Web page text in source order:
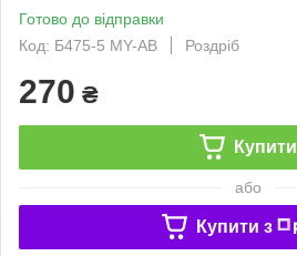
Готово до відправки
Код: Б475-5 MY-AB
Роздріб
270 ₴
Купити
або
Купити з